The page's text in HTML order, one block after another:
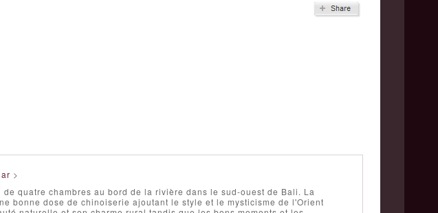
>
quatre chambres au bord de la rivière dans le sud-ouest de Bali. La
bonne dose de chinoiserie ajoutant le style et le mysticisme de l'Orient